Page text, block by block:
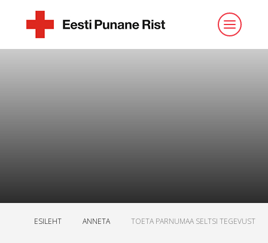
ESILEHT ANNETA TOETA PARNUMAA SELTSI TEGEVUST